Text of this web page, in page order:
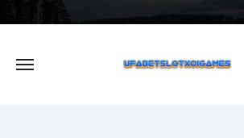
content